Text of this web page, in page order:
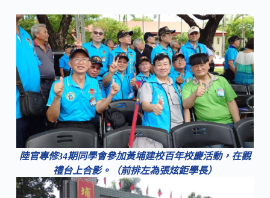
陸官專修34期同學會參加黃埔建校百年校慶活動，在觀
禮台上合影。（前排左為張炫鉅學長）